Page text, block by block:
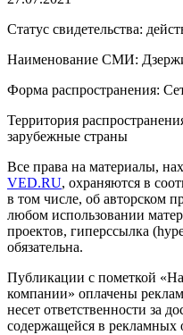
Статус свидетельства:
Наименование СМИ:
Форма распространения:
Территория
зарубежные страны
Все права на материалы,
VED.RU, охраняются в
в том числе, об авторском
любом использовании
проектов, гиперссылка
обязательна.
Публикации с пометкой
компании» оплачены
несет ответственности за
содержащейся в рекламных